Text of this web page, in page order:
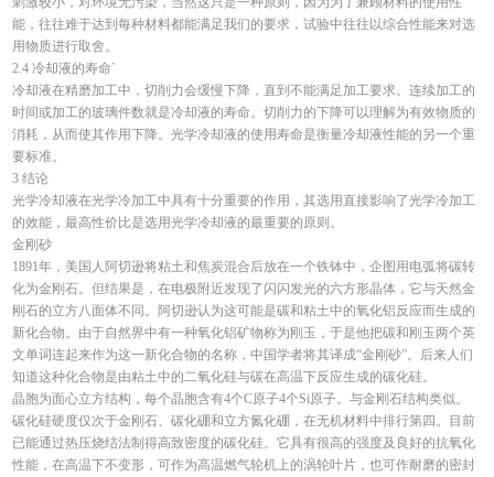
能，往往难于达到每种材料都能满足我们的要求，试验中往往以综合性能来对选
用物质进行取舍。
2.4 冷却液的寿命`
冷却液在精磨加工中，切削力会缓慢下降，直到不能满足加工要求。连续加工的
时间或加工的玻璃件数就是冷却液的寿命。切削力的下降可以理解为有效物质的
消耗，从而使其作用下降。光学冷却液的使用寿命是衡量冷却液性能的另一个重
要标准。
3 结论
光学冷却液在光学冷加工中具有十分重要的作用，其选用直接影响了光学冷加工
的效能，最高性价比是选用光学冷却液的最重要的原则。
金刚砂
1891年，美国人阿切逊将粘土和焦炭混合后放在一个铁钵中，企图用电弧将碳转
化为金刚石。但结果是，在电极附近发现了闪闪发光的六方形晶体，它与天然金
刚石的立方八面体不同。阿切逊认为这可能是碳和粘土中的氧化铝反应而生成的
新化合物。由于自然界中有一种氧化铝矿物称为刚玉，于是他把碳和刚玉两个英
文单词连起来作为这一新化合物的名称，中国学者将其译成“金刚砂”。后来人们
知道这种化合物是由粘土中的二氧化硅与碳在高温下反应生成的碳化硅。
晶胞为面心立方结构，每个晶胞含有4个C原子4个Si原子。与金刚石结构类似。
碳化硅硬度仅次于金刚石、碳化硼和立方氮化硼，在无机材料中排行第四。目前
已能通过热压烧结法制得高致密度的碳化硅。它具有很高的强度及良好的抗氧化
性能，在高温下不变形，可作为高温燃气轮机上的涡轮叶片，也可作耐磨的密封